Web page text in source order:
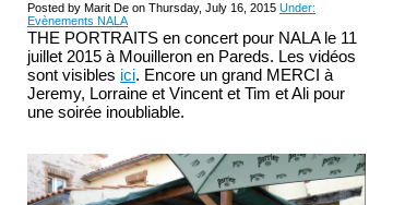
Posted by Marit De on Thursday, July 16, 2015 Under:
Evènements NALA
THE PORTRAITS en concert pour NALA le 11
juillet 2015 à Mouilleron en Pareds. Les vidéos
sont visibles ici. Encore un grand MERCI à
Jeremy, Lorraine et Vincent et Tim et Ali pour
une soirée inoubliable.